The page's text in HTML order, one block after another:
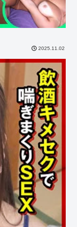
2025.11.02